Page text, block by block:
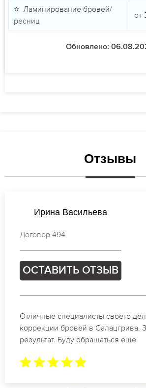
⭐ Ламинирование бровей/
ресниц
от
Обновлено:
Отзывы
Мария Васильева
Договор 350
ОСТАВИТЬ ОТЗЫВ
Спасибо огромное. Заказывала
в Салацгрива. За 2 часа все